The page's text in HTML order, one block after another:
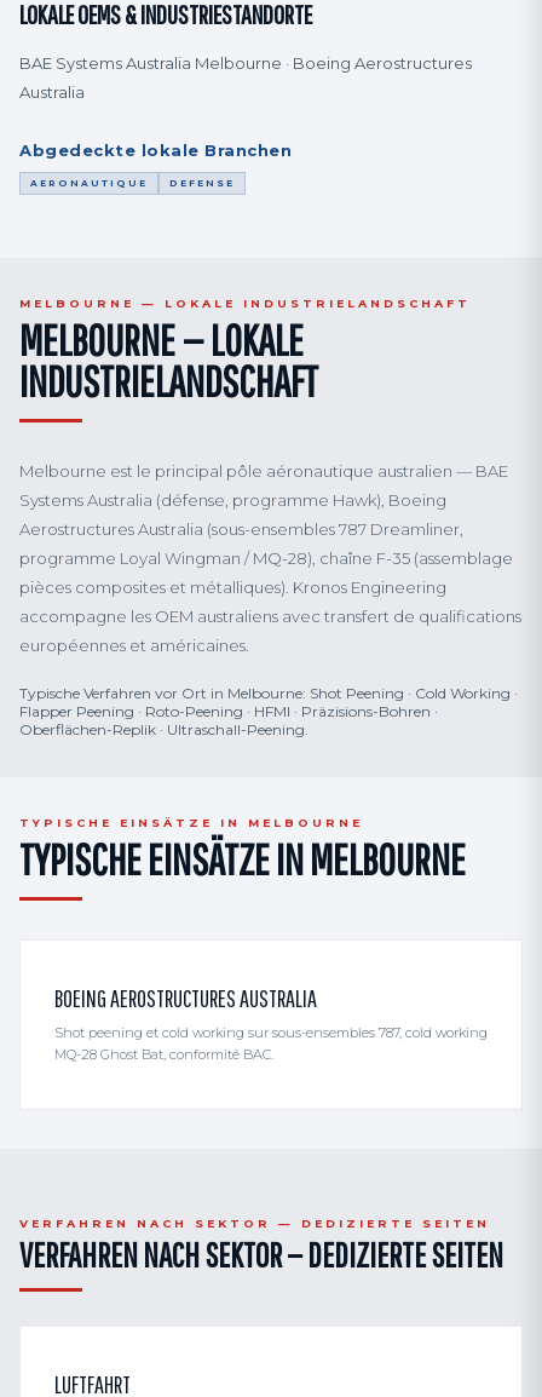
LOKALE OEMS & INDUSTRIESTANDORTE
BAE Systems Australia Melbourne · Boeing Aerostructures
Australia
Abgedeckte lokale Branchen
AERONAUTIQUE DEFENSE
MELBOURNE — LOKALE INDUSTRIELANDSCHAFT
MELBOURNE — LOKALE
INDUSTRIELANDSCHAFT
Melbourne est le principal pôle aéronautique australien — BAE
Systems Australia (défense, programme Hawk), Boeing
Aerostructures Australia (sous-ensembles 787 Dreamliner,
programme Loyal Wingman / MQ-28), chaîne F-35 (assemblage
pièces composites et métalliques). Kronos Engineering
accompagne les OEM australiens avec transfert de qualifications
européennes et américaines.
Typische Verfahren vor Ort in Melbourne: Shot Peening · Cold Working ·
Flapper Peening · Roto-Peening · HFMI · Präzisions-Bohren ·
Oberflächen-Replik · Ultraschall-Peening.
TYPISCHE EINSÄTZE IN MELBOURNE
TYPISCHE EINSÄTZE IN MELBOURNE
BOEING AEROSTRUCTURES AUSTRALIA
Shot peening et cold working sur sous-ensembles 787, cold working
MQ-28 Ghost Bat, conformité BAC.
VERFAHREN NACH SEKTOR — DEDIZIERTE SEITEN
VERFAHREN NACH SEKTOR — DEDIZIERTE SEITEN
LUFTFAHRT